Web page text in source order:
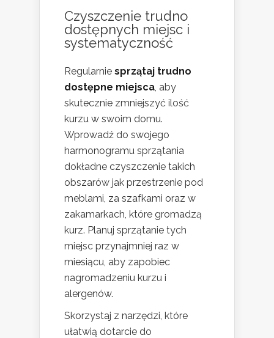
Czyszczenie trudno
dostępnych miejsc i
systematyczność
Regularnie sprzątaj trudno
dostępne miejsca , aby
skutecznie zmniejszyć ilość
kurzu w swoim domu.
Wprowadź do swojego
harmonogramu sprzątania
dokładne czyszczenie takich
obszarów jak przestrzenie pod
meblami, za szafkami oraz w
zakamarkach, które gromadzą
kurz. Planuj sprzątanie tych
miejsc przynajmniej raz w
miesiącu, aby zapobiec
nagromadzeniu kurzu i
alergenów.
Skorzystaj z narzędzi, które
ułatwią dotarcie do